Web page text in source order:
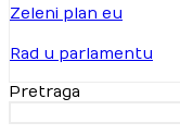
Zeleni plan eu
Rad u parlamentu
Pretraga